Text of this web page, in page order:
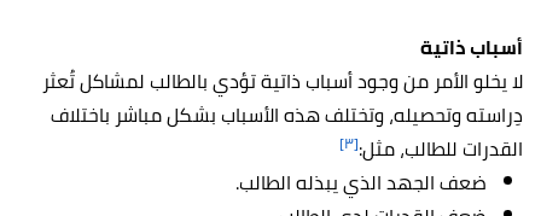
أسباب ذاتية
لا يخلو الأمر من وجود أسباب ذاتية تؤدي بالطالب لمشاكل تُعثر
دِراسته وتحصيله، وتختلف هذه الأسباب بشكل مباشر باختلاف
القدرات للطالب، مثل:[٣]
ضعف الجهد الذي يبذله الطالب.